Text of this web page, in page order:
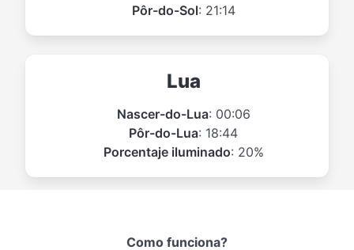
Pôr-do-Sol: 21:14
Lua
Nascer-do-Lua: 00:06
Pôr-do-Lua: 18:44
Porcentaje iluminado: 20%
Como funciona?